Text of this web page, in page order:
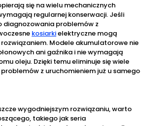
się na wielu mechanicznych
regularnej konserwacji. Jeśli
diagnozowania problemów z
kosiarkielektryczne mogą
Modele akumulatorowe nie
ani gaźnika i nie wymagają
oleju. Dzięki temu eliminuje się wiele
z uruchomieniem już u samego
wygodniejszym rozwiązaniu, warto
takiego jak seria